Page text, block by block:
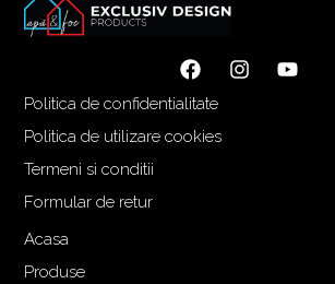
Politica de confidentialitate
Politica de utilizare cookies
Termeni si conditii
Formular de retur
Acasa
Produse